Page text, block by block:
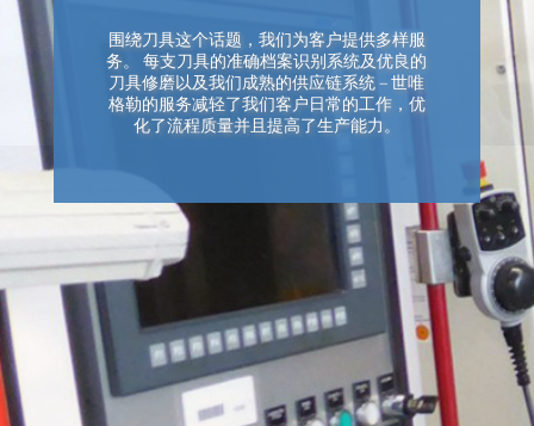
围绕刀具这个话题，我们为客户提供多样服
务。 每支刀具的准确档案识别系统及优良的
刀具修磨以及我们成熟的供应链系统 — 世唯
格勒的服务减轻了我们客户日常的工作，优
化了流程质量并且提高了生产能力。